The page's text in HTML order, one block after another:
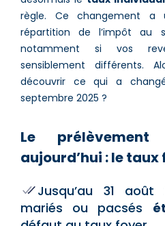
règle. Ce changement
répartition de l’impôt au
notamment si vos
sensiblement différents.
découvrir ce qui a
septembre 2025 ?
Le
aujourd’hui : le
Jusqu’au 31
mariés ou pacsés